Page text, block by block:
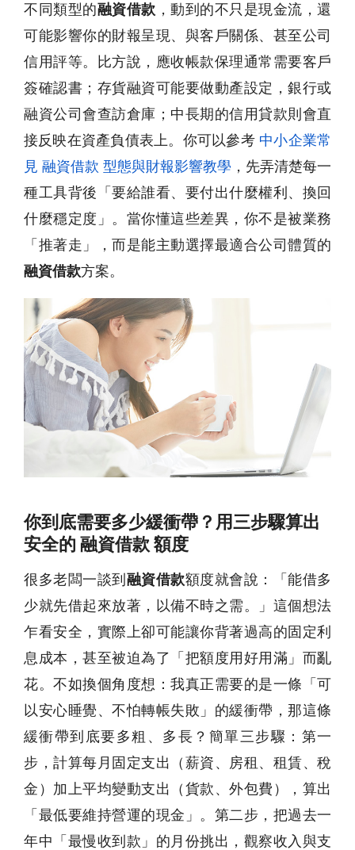
不同類型的融資借款 ，動到的不只是現金流，還
可能影響你的財報呈現、與客戶關係、甚至公司
信用評等。比方說，應收帳款保理通常需要客戶
簽確認書；存貨融資可能要做動產設定，銀行或
融資公司會查訪倉庫；中長期的信用貸款則會直
接反映在資產負債表上。你可以參考中小企業常
見 融資借款 型態與財報影響教學 ，先弄清楚每一
種工具背後「要給誰看、要付出什麼權利、換回
什麼穩定度」。當你懂這些差異，你不是被業務
「推著走」，而是能主動選擇最適合公司體質的
融資借款方案。
你到底需要多少緩衝帶？用三步驟算出
安全的 融資借款 額度
很多老闆一談到 融資借款額度就會說：「能借多
少就先借起來放著，以備不時之需。」這個想法
乍看安全，實際上卻可能讓你背著過高的固定利
息成本，甚至被迫為了「把額度用好用滿」而亂
花。不如換個角度想：我真正需要的是一條「可
以安心睡覺、不怕轉帳失敗」的緩衝帶，那這條
緩衝帶到底要多粗、多長？簡單三步驟：第一
步，計算每月固定支出（薪資、房租、租賃、稅
金）加上平均變動支出（貨款、外包費），算出
「最低要維持營運的現金」。第二步，把過去一
年中「最慢收到款」的月份挑出，觀察收入與支